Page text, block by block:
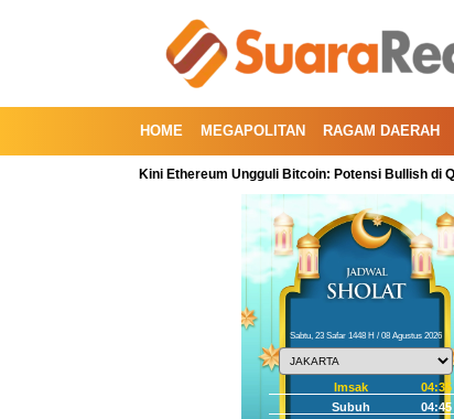
HOME MEGAPOLITAN RAGAM DAERAH
Kedua, Kini Ethereum Ungguli Bitcoin: Potensi Bullish di Q3
Sabtu, 23 Safar 1448 H / 08 Agustus 2026
Imsak
04:35
Subuh
04:45